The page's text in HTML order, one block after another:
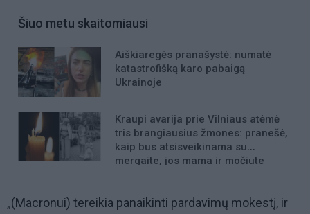
Šiuo metu skaitomiausi
Aiškiaregės pranašystė: numatė
katastrofišką karo pabaigą
Ukrainoje
Kraupi avarija prie Vilniaus atėmė
tris brangiausius žmones: pranešė,
kaip bus atsisveikinama su
mergaite, jos mama ir močiute
„(Macronui) tereikia panaikinti pardavimų mokestį, ir